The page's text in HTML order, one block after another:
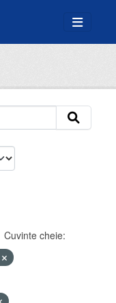
Cuvinte cheie: